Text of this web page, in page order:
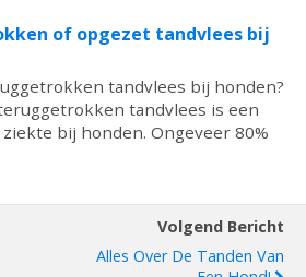
of opgezet tandvlees bij
tandvlees bij honden?
tandvlees is een
bij honden. Ongeveer 80%
Volgend Bericht
Alles Over De Tanden Van